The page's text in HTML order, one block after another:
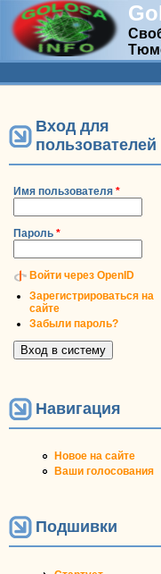
Вход для
пользователей
Имя пользователя *
Пароль *
Войти через OpenID
Зарегистрироваться на
сайте
Забыли пароль?
Навигация
Новое на сайте
Ваши голосования
Подшивки